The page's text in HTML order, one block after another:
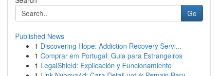
Go
Published News
1 Discovering Hope: Addiction Recovery Servi...
1 Comprar em Portugal: Guia para Estrangeiros
1 LegalShield: Explicación y Funcionamiento